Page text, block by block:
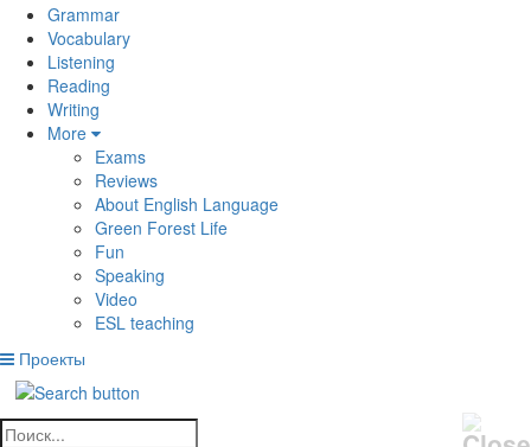
Grammar
Vocabulary
Listening
Reading
Writing
More
Exams
Reviews
About English Language
Green Forest Life
Fun
Speaking
Video
ESL teaching
Проекты